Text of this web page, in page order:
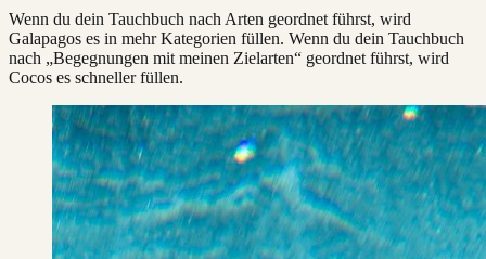
Wenn du dein Tauchbuch nach Arten geordnet führst, wird
Galapagos es in mehr Kategorien füllen. Wenn du dein Tauchbuch
nach „Begegnungen mit meinen Zielarten“ geordnet führst, wird
Cocos es schneller füllen.